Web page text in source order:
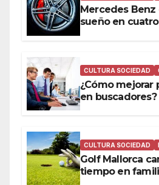
Mercedes Benz
sueño en
CULTURA SOCIEDAD
¿Cómo mejorar
en buscadores?
CULTURA SOCIEDAD
Golf Mallorca
tiempo en